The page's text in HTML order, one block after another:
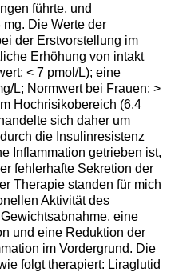
führte, und
Die Werte der
der Erstvorstellung im
Erhöhung von intakt
< 7 pmol/L); eine
L; Normwert bei Frauen: >
Hochrisikobereich (6,4
sich daher um
die Insulinresistenz
Inflammation getrieben ist,
fehlerhafte Sekretion der
Therapie standen für mich
Aktivität des
eine
und eine Reduktion der
im Vordergrund. Die
folgt therapiert: Liraglutid